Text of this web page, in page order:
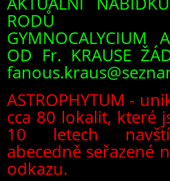
RODŮ
GYMNOCALYCIUM
OD Fr. KRAUSE
ASTROPHYTUM -
cca 80 lokalit, které
10 letech
abecedně seřazené
odkazu.